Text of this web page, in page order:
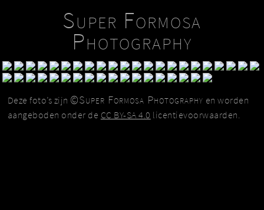
Super Formosa
Photography
Deze foto’s zijn ©Super Formosa Photography en worden
aangeboden onder de CC BY-SA 4.0 licentievoorwaarden.